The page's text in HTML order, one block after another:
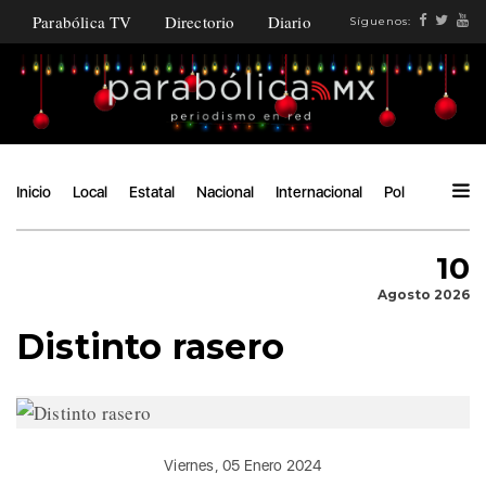
Parabólica TV Directorio Diario Síguenos:
Inicio Local Estatal Nacional Internacional Política
10
Agosto 2026
Distinto rasero
Viernes, 05 Enero 2024